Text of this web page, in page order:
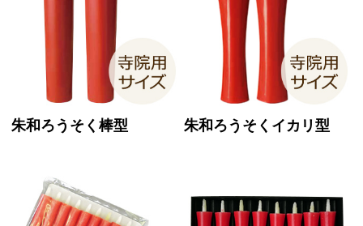
朱和ろうそく棒型 朱和ろうそくイカリ型